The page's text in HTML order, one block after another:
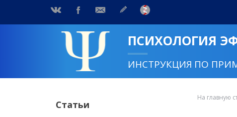
ПСИХОЛОГИЯ
ИНСТРУКЦИЯ ПО
Статьи
На главную